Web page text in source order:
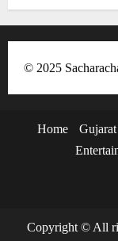
o
n
© 2025
Home Gujarat
Copyright © All